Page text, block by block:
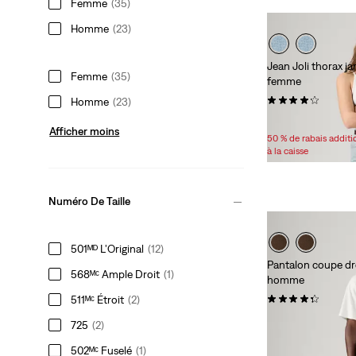
Femme (35)
Homme (23)
Femme (35)
Homme (23)
Afficher moins
Numéro De Taille
501ᴹᴰ L'Original (12)
568ᴹᶜ Ample Droit (1)
511ᴹᶜ Étroit (2)
725 (2)
502ᴹᶜ Fuselé (1)
Jean Joli thorax
femme
(1368)
Price
is
Original
Price
118,00 $
50 % de rabais
à la caisse
Pantalon coupe
homme
(155)